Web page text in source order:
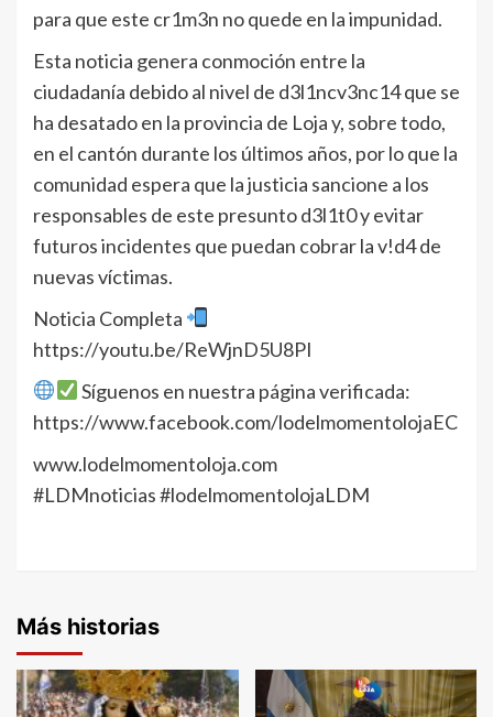
para que este cr1m3n no quede en la impunidad.
Esta noticia genera conmoción entre la
ciudadanía debido al nivel de d3l1ncv3nc14 que se
ha desatado en la provincia de Loja y, sobre todo,
en el cantón durante los últimos años, por lo que la
comunidad espera que la justicia sancione a los
responsables de este presunto d3l1t0 y evitar
futuros incidentes que puedan cobrar la v!d4 de
nuevas víctimas.
Noticia Completa
https://youtu.be/ReWjnD5U8PI
Síguenos en nuestra página verificada:
https://www.facebook.com/lodelmomentolojaEC
www.lodelmomentoloja.com
#LDMnoticias #lodelmomentolojaLDM
Más historias